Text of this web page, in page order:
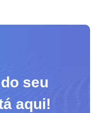
seu
aqui!